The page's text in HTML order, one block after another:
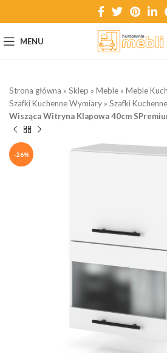
MENU
Strona główna » Sklep » Meble » Meble
Szafki Kuchenne Wymiary » Szafki
Wisząca Witryna Klapowa 40cm
-26%